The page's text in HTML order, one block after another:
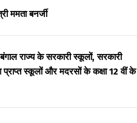
ममता बनर्जी
राज्य के सरकारी स्कूलों, सरकारी
प्राप्त स्कूलों और मदरसों के कक्षा 12 वीं के